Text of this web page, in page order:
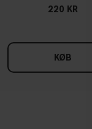
220 KR
KØB